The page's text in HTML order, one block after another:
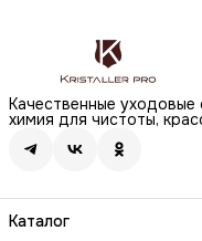
Качественные уходовые
химия для чистоты,
Каталог